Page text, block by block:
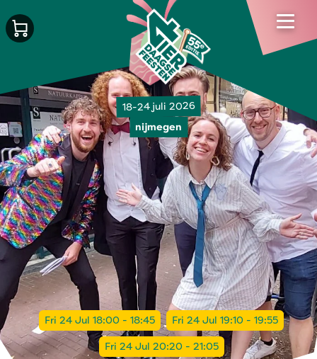
18-24 juli 2026
nijmegen
Fri 24 Jul 18:00 - 18:45 Fri 24 Jul 19:10 - 19:55
Fri 24 Jul 20:20 - 21:05